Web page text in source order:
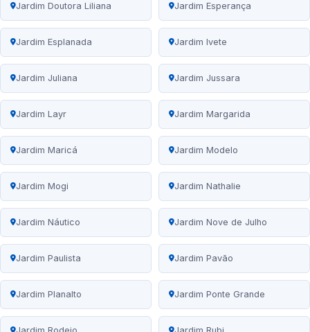
Jardim Doutora Liliana Jardim Esperança
Jardim Esplanada Jardim Ivete
Jardim Juliana Jardim Jussara
Jardim Layr Jardim Margarida
Jardim Maricá Jardim Modelo
Jardim Mogi Jardim Nathalie
Jardim Náutico Jardim Nove de Julho
Jardim Paulista Jardim Pavão
Jardim Planalto Jardim Ponte Grande